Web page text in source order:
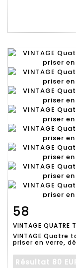
détaillée
58
VINTAGE QUATRE
VINTAGE Quatre
priser en verre,
Résultat 80